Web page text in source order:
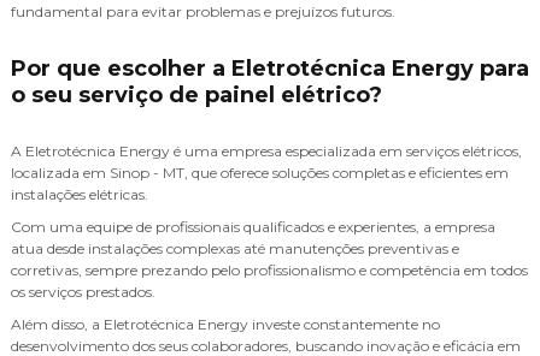
fundamental para evitar problemas e prejuízos futuros.
Por que escolher a Eletrotécnica Energy para
o seu serviço de painel elétrico?
A Eletrotécnica Energy é uma empresa especializada em serviços elétricos,
localizada em Sinop - MT, que oferece soluções completas e eficientes em
instalações elétricas.
Com uma equipe de profissionais qualificados e experientes, a empresa
atua desde instalações complexas até manutenções preventivas e
corretivas, sempre prezando pelo profissionalismo e competência em todos
os serviços prestados.
Além disso, a Eletrotécnica Energy investe constantemente no
desenvolvimento dos seus colaboradores, buscando inovação e eficácia em